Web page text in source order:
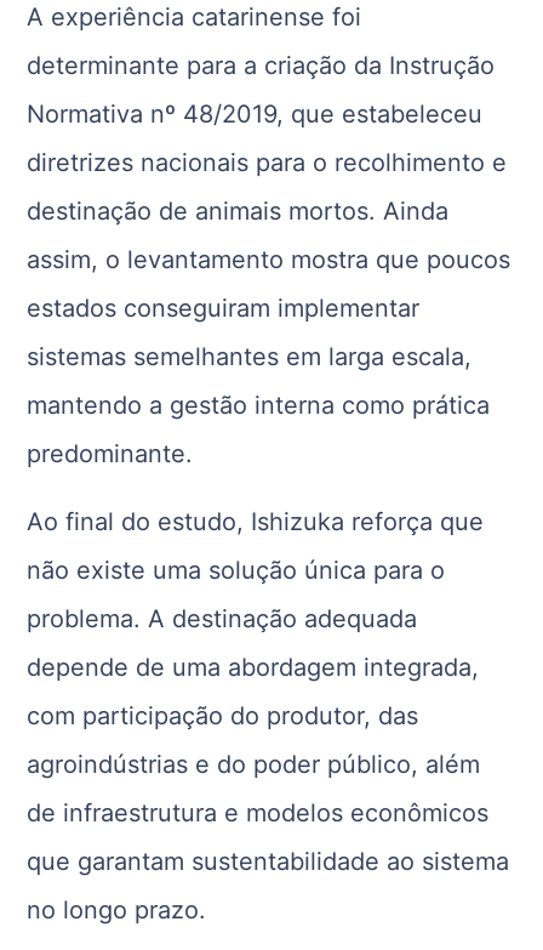
A experiência catarinense foi
determinante para a criação da Instrução
Normativa nº 48/2019, que estabeleceu
diretrizes nacionais para o recolhimento e
destinação de animais mortos. Ainda
assim, o levantamento mostra que poucos
estados conseguiram implementar
sistemas semelhantes em larga escala,
mantendo a gestão interna como prática
predominante.
Ao final do estudo, Ishizuka reforça que
não existe uma solução única para o
problema. A destinação adequada
depende de uma abordagem integrada,
com participação do produtor, das
agroindústrias e do poder público, além
de infraestrutura e modelos econômicos
que garantam sustentabilidade ao sistema
no longo prazo.